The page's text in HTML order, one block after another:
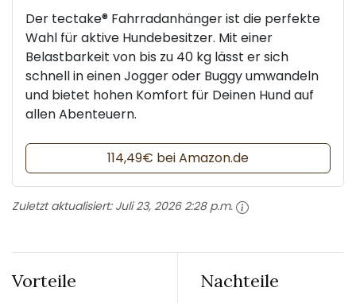
Der tectake® Fahrradanhänger ist die perfekte
Wahl für aktive Hundebesitzer. Mit einer
Belastbarkeit von bis zu 40 kg lässt er sich
schnell in einen Jogger oder Buggy umwandeln
und bietet hohen Komfort für Deinen Hund auf
allen Abenteuern.
114,49€ bei Amazon.de
Zuletzt aktualisiert: Juli 23, 2026 2:28 p.m.
Vorteile Nachteile